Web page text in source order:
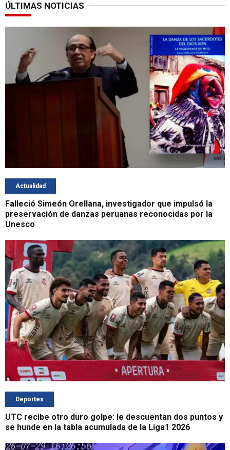
ÚLTIMAS NOTICIAS
Actualidad
Falleció Simeón Orellana, investigador que impulsó la
preservación de danzas peruanas reconocidas por la
Unesco
Deportes
UTC recibe otro duro golpe: le descuentan dos puntos y
se hunde en la tabla acumulada de la Liga1 2026